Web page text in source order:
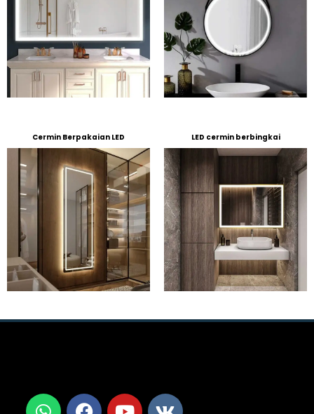
Cermin Berpakaian LED LED cermin berbingkai